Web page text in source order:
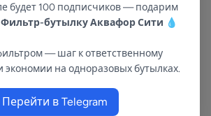
Татарстан и Марий Эл
с 2002 года.
будет 100 подписчиков — подарим
Фильтр-бутылку Аквафор Сити 💧
— шаг к ответственному
на одноразовых бутылках.
Перейти в Telegram